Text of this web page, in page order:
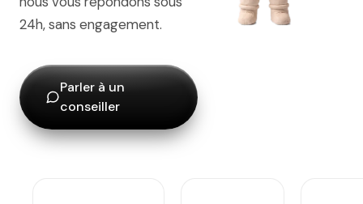
24h, sans engagement.
Parler à un
conseiller